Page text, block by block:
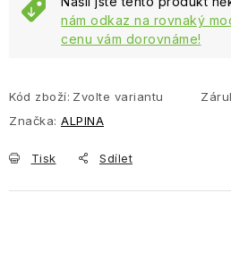
nám odkaz na rovnaký
cenu vám dorovnáme!
Kód zboží: Zvolte variantu
Značka: ALPINA
Tisk Sdílet